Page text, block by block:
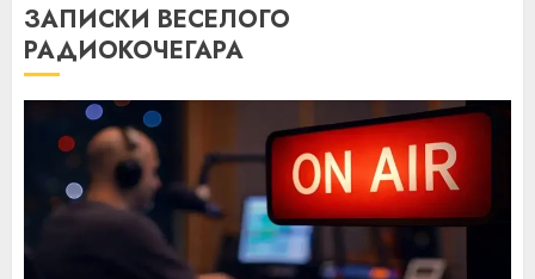
ЗАПИСКИ ВЕСЕЛОГО
РАДИОКОЧЕГАРА